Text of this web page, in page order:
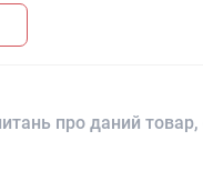
про даний